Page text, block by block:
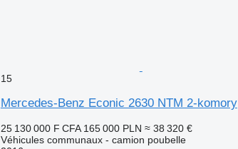
15
Mercedes-Benz Econic 2630 NTM 2-komory
25 130 000 F CFA 165 000 PLN ≈ 38 320 €
Véhicules communaux - camion poubelle